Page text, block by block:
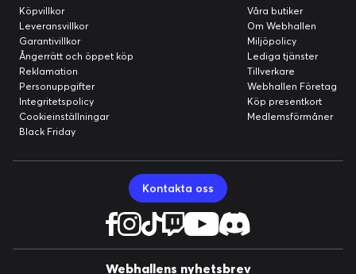
Köpvillkor
Leveransvillkor
Garantivillkor
Ångerrätt och öppet köp
Reklamation
Personuppgifter
Integritetspolicy
Cookieinställningar
Black Friday
Våra butiker
Om Webhallen
Miljöpolicy
Lediga tjänster
Tillverkare
Webhallen Företag
Köp presentkort
Medlemsförmåner
Kontakta oss
Webhallens nyhetsbrev